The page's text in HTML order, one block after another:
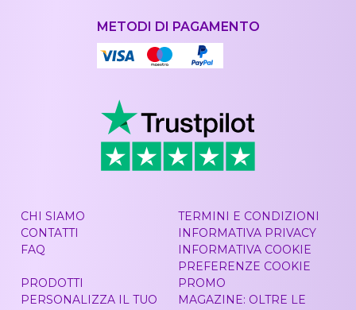
METODI DI PAGAMENTO
CHI SIAMO
CONTATTI
FAQ
TERMINI E CONDIZIONI
INFORMATIVA PRIVACY
INFORMATIVA COOKIE
PREFERENZE COOKIE
PRODOTTI
PERSONALIZZA IL TUO
PROMO
MAGAZINE: OLTRE LE